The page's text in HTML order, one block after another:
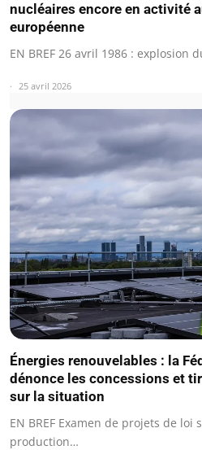
nucléaires encore en activité
européenne
EN BREF 26 avril 1986 : explosion
25 avril 2026
Énergies renouvelables : la
dénonce les concessions et
sur la situation
EN BREF Examen de projets de
production…